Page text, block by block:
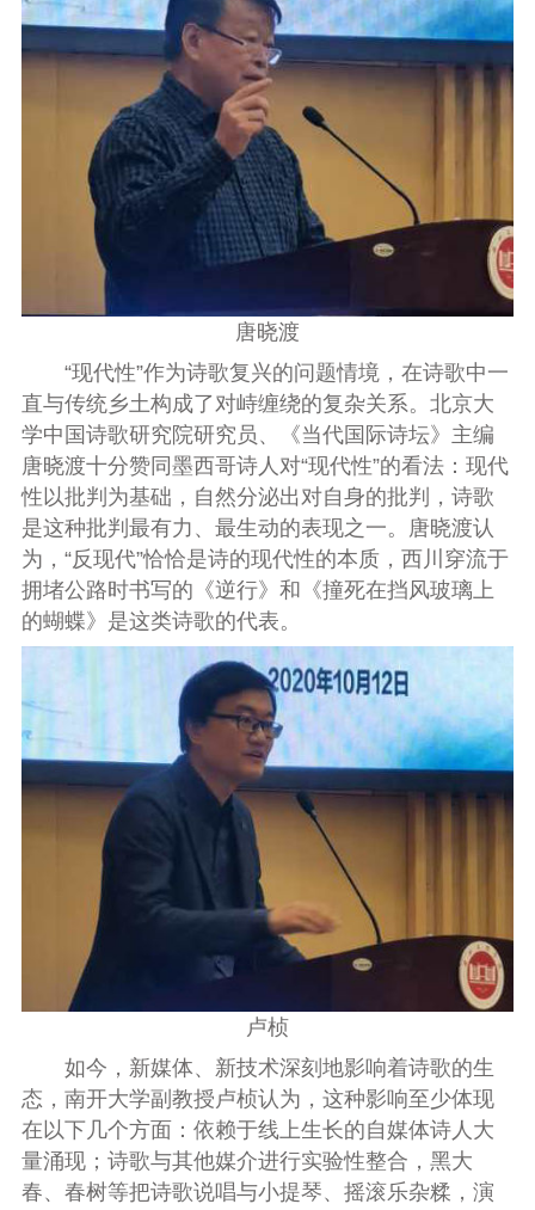
唐晓渡
“现代性”作为诗歌复兴的问题情境，在诗歌中一
直与传统乡土构成了对峙缠绕的复杂关系。北京大
学中国诗歌研究院研究员、《当代国际诗坛》主编
唐晓渡十分赞同墨西哥诗人对“现代性”的看法：现代
性以批判为基础，自然分泌出对自身的批判，诗歌
是这种批判最有力、最生动的表现之一。唐晓渡认
为，“反现代”恰恰是诗的现代性的本质，西川穿流于
拥堵公路时书写的《逆行》和《撞死在挡风玻璃上
的蝴蝶》是这类诗歌的代表。
卢桢
如今，新媒体、新技术深刻地影响着诗歌的生
态，南开大学副教授卢桢认为，这种影响至少体现
在以下几个方面：依赖于线上生长的自媒体诗人大
量涌现；诗歌与其他媒介进行实验性整合，黑大
春、春树等把诗歌说唱与小提琴、摇滚乐杂糅，演